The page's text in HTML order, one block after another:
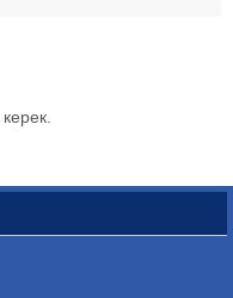
керек.